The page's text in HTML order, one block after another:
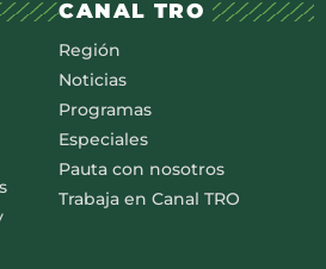
CANAL TRO
Región
Noticias
Programas
Especiales
Pauta con nosotros
Trabaja en Canal TRO